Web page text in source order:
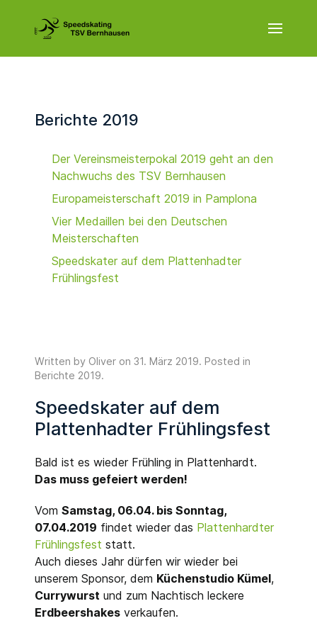
Berichte 2019
Der Vereinsmeisterpokal 2019 geht an den
Nachwuchs des TSV Bernhausen
Europameisterschaft 2019 in Pamplona
Vier Medaillen bei den Deutschen
Meisterschaften
Speedskater auf dem Plattenhadter
Frühlingsfest
Written by Oliver on 31. März 2019. Posted in
Berichte 2019.
Speedskater auf dem
Plattenhadter Frühlingsfest
Bald ist es wieder Frühling in Plattenhardt.
Das muss gefeiert werden!
Vom Samstag, 06.04. bis Sonntag,
07.04.2019 findet wieder das Plattenhardter
Frühlingsfest statt.
Auch dieses Jahr dürfen wir wieder bei
unserem Sponsor, dem Küchenstudio Kümel,
Currywurst und zum Nachtisch leckere
Erdbeershakes verkaufen.